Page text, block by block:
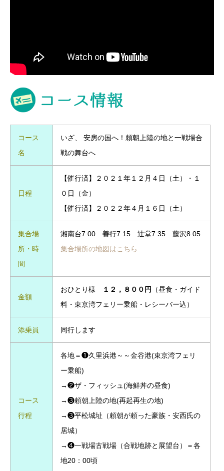
コース
名
いざ、 安房の国へ！頼朝上陸の地と一戦場合
戦の舞台へ
日程
【催行済】２０２１年１２月４日（土）・１
０日（金）
【催行済】２０２２年４月１６日（土）
集合場
所・時
間
湘南台7:00 善行7:15 辻堂7:35 藤沢8:05
集合場所の地図はこちら
金額
おひとり様 １２，８００円
（昼食・ガイド
料・東京湾フェリー乗船・レシーバー込）
添乗員 同行します
コース
行程
各地＝❶久里浜港～～金谷港(東京湾フェリ
ー乗船)
→❷ザ・フィッシュ(海鮮丼の昼食)
→❸頼朝上陸の地(再起再生の地)
→❸平松城址（頼朝が頼った豪族・安西氏の
居城）
→❹一戦場古戦場（合戦地跡と展望台）＝各
地20：00頃